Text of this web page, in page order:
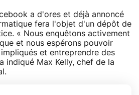
a d'ores et déjà annoncé
fera l'objet d'un dépôt de
« Nous enquêtons activement
et nous espérons pouvoir
et entreprendre des
indiqué Max Kelly, chef de la